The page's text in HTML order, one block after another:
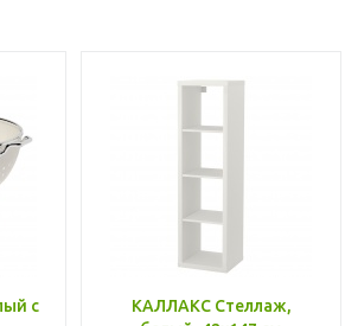
с
КАЛЛАКС Стеллаж,